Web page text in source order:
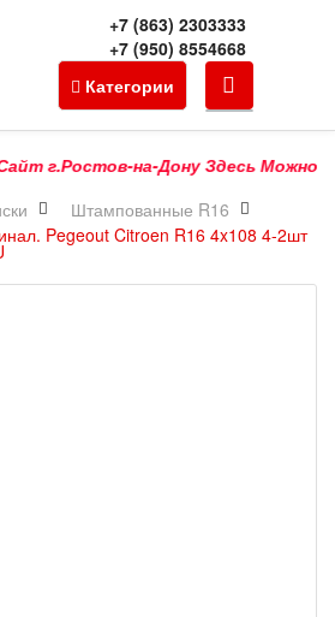
+7 (863) 2303333
+7 (950) 8554668
Категории
г.Ростов-на-Дону Здесь Можно
Штампованные R16
Pegeout Citroen R16 4x108 4-2шт